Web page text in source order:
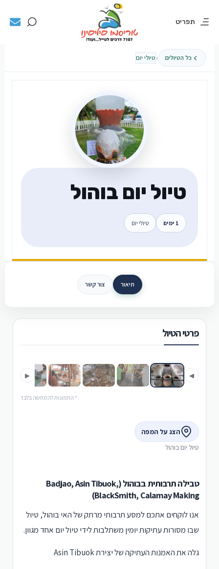
תפריט
כל הטיולים ›טיולי יום
טיול יום בוהול
1 ימים טיולי יום
תיאור צור קשר
פרטי הטיול
◀
▶
* התמונות להמחשה בלבד
הצג על המפה
טיול יום בוהול
טבילה תרבותית בבוהול (Badjao, Asin Tibuok,
BlackSmith, Calamay Making)
אנו לוקחים אתכם למסע תרבותי מרתק של האי בוהול, טיול
שבו מסורות עתיקות יומין משתלבות לידי טיול יום אחד מגוון.
גלה את האמנות העתיקה של יצירת Asin Tibuok